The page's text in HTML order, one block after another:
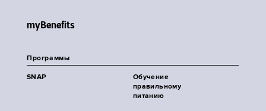
myBenefits
Программы
SNAP
Обучение
правильному
питанию